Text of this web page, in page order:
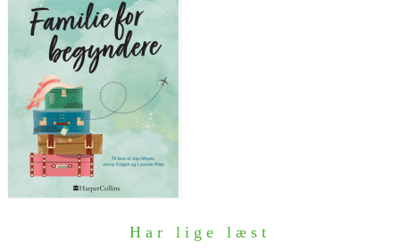
Har lige læst